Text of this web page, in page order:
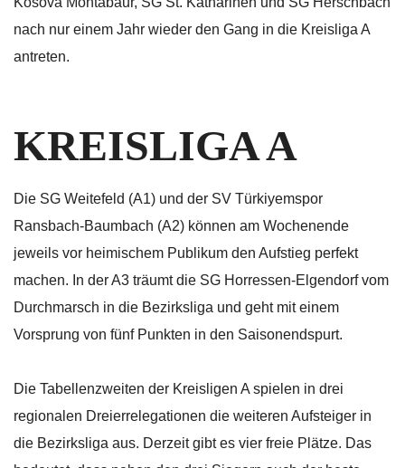
nach nur einem Jahr wieder den Gang in die Kreisliga A
antreten.
KREISLIGA A
Die SG Weitefeld (A1) und der SV Türkiyemspor
Ransbach-Baumbach (A2) können am Wochenende
jeweils vor heimischem Publikum den Aufstieg perfekt
machen. In der A3 träumt die SG Horressen-Elgendorf vom
Durchmarsch in die Bezirksliga und geht mit einem
Vorsprung von fünf Punkten in den Saisonendspurt.
Die Tabellenzweiten der Kreisligen A spielen in drei
regionalen Dreierrelegationen die weiteren Aufsteiger in
die Bezirksliga aus. Derzeit gibt es vier freie Plätze. Das